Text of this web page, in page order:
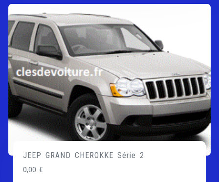
JEEP GRAND CHEROKKE Série 2
0,00€